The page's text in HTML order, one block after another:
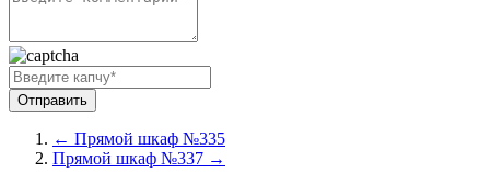
← Прямой шкаф №335
Прямой шкаф №337 →